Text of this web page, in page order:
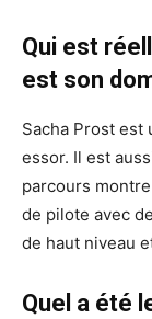
Qui est
est son
Sacha Prost est
essor. Il est
parcours
de pilote avec
de haut niveau
Quel a été